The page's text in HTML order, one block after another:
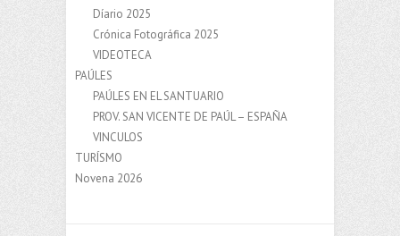
Díario 2025
Crónica Fotográfica 2025
VIDEOTECA
PAÚLES
PAÚLES EN EL SANTUARIO
PROV. SAN VICENTE DE PAÚL – ESPAÑA
VINCULOS
TURÍSMO
Novena 2026